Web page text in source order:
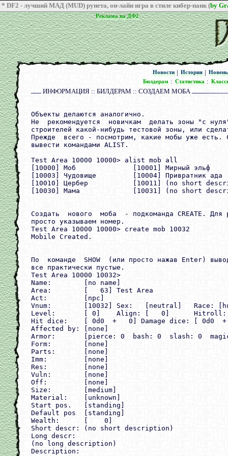
* DF2 - лучший МАД (MUD) рунета, он-лайн игра в стиле кибер-панк (by
Реклама на ДФ2
Реклама на ДФ2
Новости
Новости| История
История |
Билдерам
Билдерам : Статистика
Статистика :
ИНФОРМАЦИЯ :: БИЛДЕРАМ :: СОЗДАЕМ МОБА
Объекты делаются аналогично.
Не  рекомендуется  новичкам  делать зоны "с
строителей какой-нибудь тестовой зоны, или
Прежде  всего - посмотрим, какие мобы уже есть.
вывести командами ALIST.
Test Area 10000 10000> alist mob all
[10000] Моб              [10001] Мирный эльф
[10003] Чудовище         [10004] Привратник
[10010] Цербер           [10011] (no short descri
[10030] Мама             [10031] (no short
Создать  нового  моба  - подкоманда CREATE. Для
просто указываем номер.
Test Area 10000 10000> create mob 10032
Mobile Created.
По  команде  SHOW  (или просто нажав Enter)
все практически пустые.
Test Area 10000 10032>
Name:        [no name]
Area:        [   63] Test Area
Act:         [npc]
Vnum:        [10032] Sex:   [neutral]   Race:
Level:       [ 0]    Align: [   0]      Hitroll: [
Hit dice:    [ 0d0  +   0] Damage dice: [ 0d0
Affected by: [none]
Armor:       [pierce: 0  bash: 0  slash: 0
Form:        [none]
Parts:       [none]
Imm:         [none]
Res:         [none]
Vuln:        [none]
Off:         [none]
Size:        [medium]
Material:    [unknown]
Start pos.   [standing]
Default pos  [standing]
Wealth:      [    0]
Short descr: (no short description)
Long descr:
(no long description)
Description: